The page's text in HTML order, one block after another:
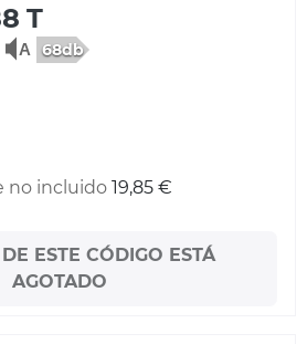
T
68db
no incluido 19,85 €
ESTE CÓDIGO ESTÁ
AGOTADO